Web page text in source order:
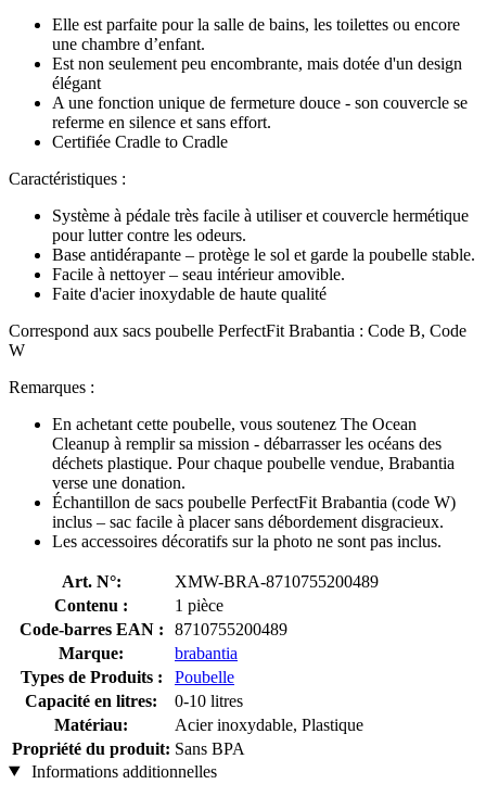
Elle est parfaite pour la salle de bains, les toilettes ou encore
une chambre d’enfant.
Est non seulement peu encombrante, mais dotée d'un design
élégant
A une fonction unique de fermeture douce - son couvercle se
referme en silence et sans effort.
Certifiée Cradle to Cradle
Caractéristiques :
Système à pédale très facile à utiliser et couvercle hermétique
pour lutter contre les odeurs.
Base antidérapante – protège le sol et garde la poubelle stable.
Facile à nettoyer – seau intérieur amovible.
Faite d'acier inoxydable de haute qualité
Correspond aux sacs poubelle PerfectFit Brabantia : Code B, Code
W
Remarques :
En achetant cette poubelle, vous soutenez The Ocean
Cleanup à remplir sa mission - débarrasser les océans des
déchets plastique. Pour chaque poubelle vendue, Brabantia
verse une donation.
Échantillon de sacs poubelle PerfectFit Brabantia (code W)
inclus – sac facile à placer sans débordement disgracieux.
Les accessoires décoratifs sur la photo ne sont pas inclus.
Art. N°:
XMW-BRA-8710755200489
Contenu :
1 pièce
Code-barres EAN :
8710755200489
Marque:
brabantia
Types de Produits :
Poubelle
Capacité en litres:
0-10 litres
Matériau:
Acier inoxydable, Plastique
Propriété du produit: Sans BPA
Informations additionnelles